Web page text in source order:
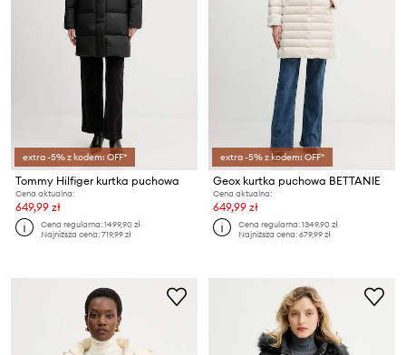
extra -5% z kodem: OFF*
Tommy Hilfiger kurtka puchowa
Cena aktualna:
649,99 zł
Cena regularna:1499,90 zł
Najniższa cena:719,99 zł
extra -5% z kodem: OFF*
Geox kurtka puchowa BETTANIE
Cena aktualna:
649,99 zł
Cena regularna:1349,90 zł
Najniższa cena:679,99 zł